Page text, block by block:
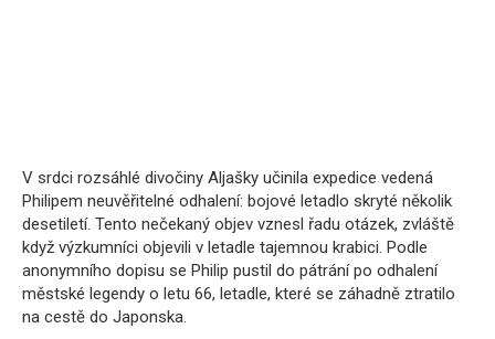
V srdci rozsáhlé divočiny Aljašky učinila expedice vedená
Philipem neuvěřitelné odhalení: bojové letadlo skryté několik
desetiletí. Tento nečekaný objev vznesl řadu otázek, zvláště
když výzkumníci objevili v letadle tajemnou krabici. Podle
anonymního dopisu se Philip pustil do pátrání po odhalení
městské legendy o letu 66, letadle, které se záhadně ztratilo
na cestě do Japonska.